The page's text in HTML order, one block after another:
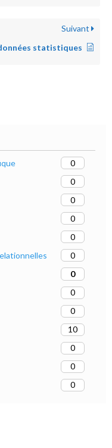
0
0
0
0
0
0
0
0
0
10
0
0
0
Suivant
statistiques